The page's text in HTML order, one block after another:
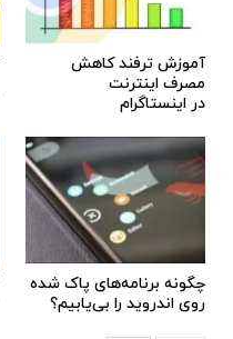
آموزش ترفند کاهش
مصرف اینترنت
در اینستاگرام
چگونه برنامه‌های پاک شده
روی اندروید را بی‌یابیم؟